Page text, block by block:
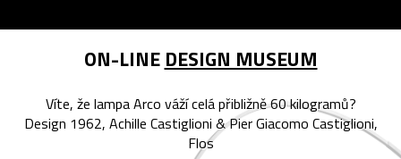
ON-LINE DESIGN MUSEUM
Víte, že lampa Arco váží celá přibližně 60 kilogramů?
Design 1962, Achille Castiglioni & Pier Giacomo Castiglioni,
Flos